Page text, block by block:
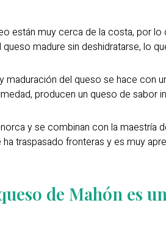
están muy cerca de la costa, por
madure sin deshidratarse, lo
del queso se hace con
producen un queso de sabor
y se combinan con la maestría
traspasado fronteras y es muy
de Mahón es